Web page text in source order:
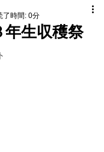
年生収穫祭
了時間: 0分